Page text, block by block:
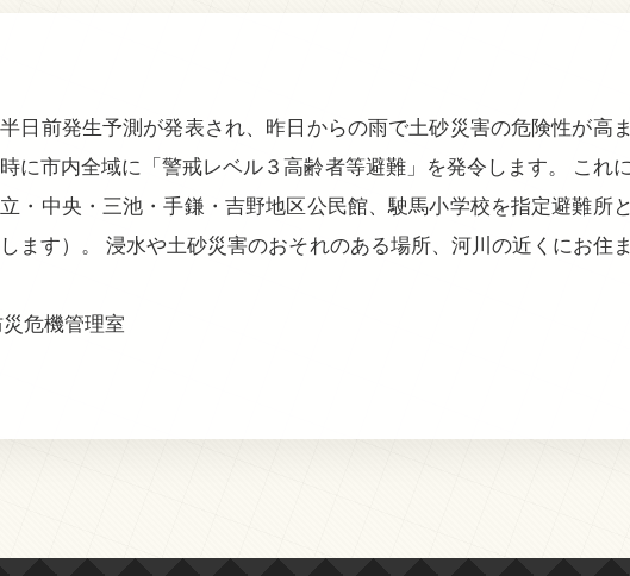
日前発生予測が発表され、昨日からの雨で土砂災害の危険性が高
に市内全域に「警戒レベル３高齢者等避難」を発令します。 これ
・中央・三池・手鎌・吉野地区公民館、駛馬小学校を指定避難所
ます）。 浸水や土砂災害のおそれのある場所、河川の近くにお住
危機管理室